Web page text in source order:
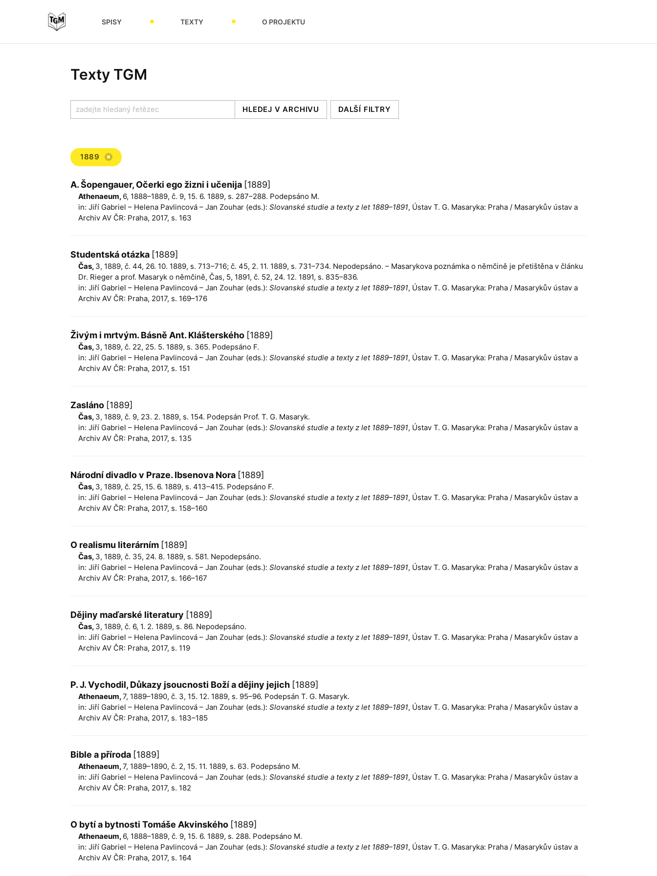
SPISY TEXTY O PROJEKTU
Texty TGM
DALŠÍ FILTRY
1889
A. Šopengauer, Očerki ego žizni i učenija [1889]
Athenaeum, 6, 1888–1889, č. 9, 15. 6. 1889, s. 287–288. Podepsáno M.
in: Jiří Gabriel – Helena Pavlincová – Jan Zouhar (eds.): Slovanské studie a texty z let 1889–1891, Ústav T. G. Masaryka: Praha / Masarykův ústav a
Archiv AV ČR: Praha, 2017, s. 163
Studentská otázka [1889]
Čas, 3, 1889, č. 44, 26. 10. 1889, s. 713–716; č. 45, 2. 11. 1889, s. 731–734. Nepodepsáno. – Masarykova poznámka o němčině je přetištěna v článku
Dr. Rieger a prof. Masaryk o němčině, Čas, 5, 1891, č. 52, 24. 12. 1891, s. 835–836.
in: Jiří Gabriel – Helena Pavlincová – Jan Zouhar (eds.): Slovanské studie a texty z let 1889–1891, Ústav T. G. Masaryka: Praha / Masarykův ústav a
Archiv AV ČR: Praha, 2017, s. 169–176
Živým i mrtvým. Básně Ant. Klášterského [1889]
Čas, 3, 1889, č. 22, 25. 5. 1889, s. 365. Podepsáno F.
in: Jiří Gabriel – Helena Pavlincová – Jan Zouhar (eds.): Slovanské studie a texty z let 1889–1891, Ústav T. G. Masaryka: Praha / Masarykův ústav a
Archiv AV ČR: Praha, 2017, s. 151
Zasláno [1889]
Čas, 3, 1889, č. 9, 23. 2. 1889, s. 154. Podepsán Prof. T. G. Masaryk.
in: Jiří Gabriel – Helena Pavlincová – Jan Zouhar (eds.): Slovanské studie a texty z let 1889–1891, Ústav T. G. Masaryka: Praha / Masarykův ústav a
Archiv AV ČR: Praha, 2017, s. 135
Národní divadlo v Praze. Ibsenova Nora [1889]
Čas, 3, 1889, č. 25, 15. 6. 1889, s. 413–415. Podepsáno F.
in: Jiří Gabriel – Helena Pavlincová – Jan Zouhar (eds.): Slovanské studie a texty z let 1889–1891, Ústav T. G. Masaryka: Praha / Masarykův ústav a
Archiv AV ČR: Praha, 2017, s. 158–160
O realismu literárním [1889]
Čas, 3, 1889, č. 35, 24. 8. 1889, s. 581. Nepodepsáno.
in: Jiří Gabriel – Helena Pavlincová – Jan Zouhar (eds.): Slovanské studie a texty z let 1889–1891, Ústav T. G. Masaryka: Praha / Masarykův ústav a
Archiv AV ČR: Praha, 2017, s. 166–167
Dějiny maďarské literatury [1889]
Čas, 3, 1889, č. 6, 1. 2. 1889, s. 86. Nepodepsáno.
in: Jiří Gabriel – Helena Pavlincová – Jan Zouhar (eds.): Slovanské studie a texty z let 1889–1891, Ústav T. G. Masaryka: Praha / Masarykův ústav a
Archiv AV ČR: Praha, 2017, s. 119
P. J. Vychodil, Důkazy jsoucnosti Boží a dějiny jejich [1889]
Athenaeum,7, 1889–1890, č. 3, 15. 12. 1889, s. 95–96. Podepsán T. G. Masaryk.
in: Jiří Gabriel – Helena Pavlincová – Jan Zouhar (eds.): Slovanské studie a texty z let 1889–1891, Ústav T. G. Masaryka: Praha / Masarykův ústav a
Archiv AV ČR: Praha, 2017, s. 183–185
Bible a příroda [1889]
Athenaeum,7, 1889–1890, č. 2, 15. 11. 1889, s. 63. Podepsáno M.
in: Jiří Gabriel – Helena Pavlincová – Jan Zouhar (eds.): Slovanské studie a texty z let 1889–1891, Ústav T. G. Masaryka: Praha / Masarykův ústav a
Archiv AV ČR: Praha, 2017, s. 182
O bytí a bytnosti Tomáše Akvinského [1889]
Athenaeum, 6, 1888–1889, č. 9, 15. 6. 1889, s. 288. Podepsáno M.
in: Jiří Gabriel – Helena Pavlincová – Jan Zouhar (eds.): Slovanské studie a texty z let 1889–1891, Ústav T. G. Masaryka: Praha / Masarykův ústav a
Archiv AV ČR: Praha, 2017, s. 164